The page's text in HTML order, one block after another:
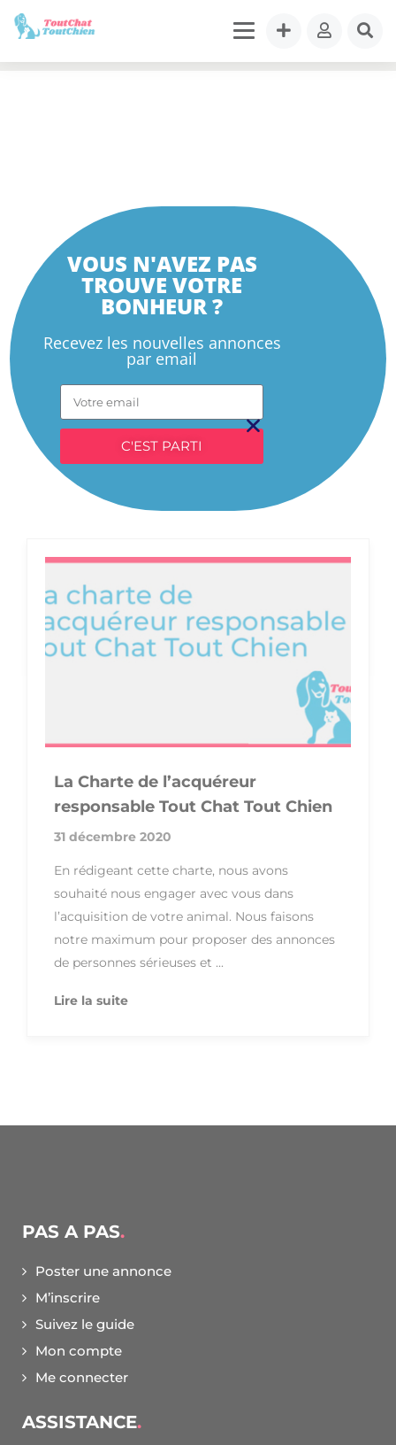
La Charte de l’acquéreur
responsable Tout Chat Tout Chien
31 décembre 2020
En rédigeant cette charte, nous avons
souhaité nous engager avec vous dans
l’acquisition de votre animal. Nous faisons
notre maximum pour proposer des annonces
de personnes sérieuses et ...
Lire la suite
PAS A PAS
Poster une annonce
M’inscrire
Suivez le guide
Mon compte
Me connecter
ASSISTANCE
VOUS N'AVEZ PAS
TROUVE VOTRE
BONHEUR ?
Recevez les nouvelles annonces
par email
C'EST PARTI